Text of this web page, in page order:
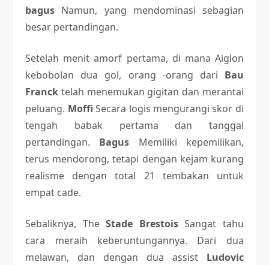
bagus Namun, yang mendominasi sebagian
besar pertandingan.
Setelah menit amorf pertama, di mana Aiglon
kebobolan dua gol, orang -orang dari Bau
Franck telah menemukan gigitan dan merantai
peluang. Moffi Secara logis mengurangi skor di
tengah babak pertama dan tanggal
pertandingan. Bagus Memiliki kepemilikan,
terus mendorong, tetapi dengan kejam kurang
realisme dengan total 21 tembakan untuk
empat cade.
Sebaliknya, TheStade BrestoisSangat tahu
cara meraih keberuntungannya. Dari dua
melawan, dan dengan dua assist Ludovic